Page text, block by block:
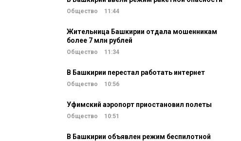
Общество 11:44
Жительница Башкирии отдала мошенникам
более 7 млн рублей
Общество 11:34
В Башкирии перестал работать интернет
Общество 10:56
Уфимский аэропорт приостановил полеты
Общество 10:51
В Башкирии объявлен режим беспилотной